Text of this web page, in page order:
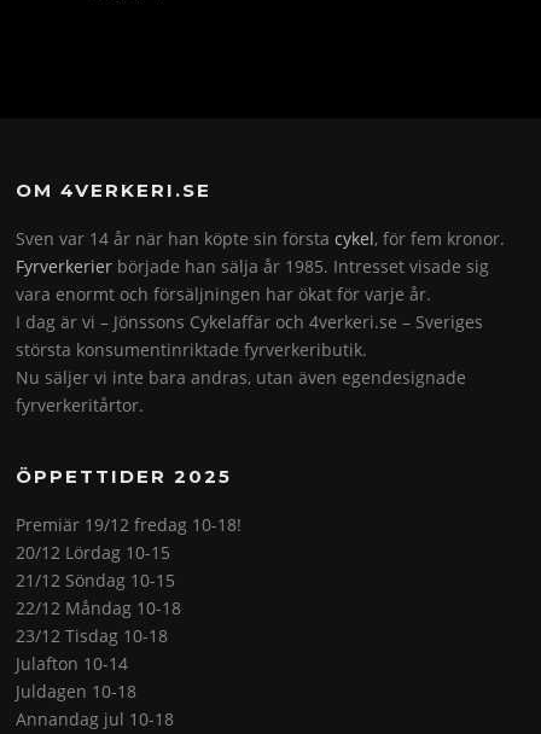
OM 4VERKERI.SE
Sven var 14 år när han köpte sin förstacykel, för fem kronor.
Fyrverkerier började han sälja år 1985. Intresset visade sig
vara enormt och försäljningen har ökat för varje år.
I dag är vi – Jönssons Cykelaffär och 4verkeri.se – Sveriges
största konsumentinriktade fyrverkeributik.
Nu säljer vi inte bara andras, utan även egendesignade
fyrverkeritårtor.
ÖPPETTIDER 2025
Premiär 19/12 fredag 10-18!
20/12 Lördag 10-15
21/12 Söndag 10-15
22/12 Måndag 10-18
23/12 Tisdag 10-18
Julafton 10-14
Juldagen 10-18
Annandag jul 10-18